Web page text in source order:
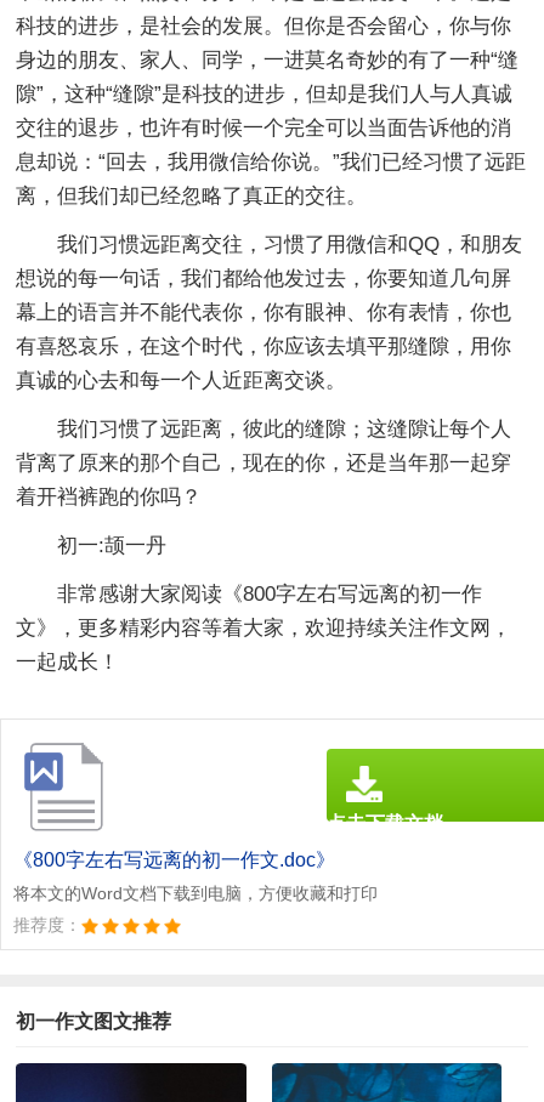
科技的进步，是社会的发展。但你是否会留心，你与你
身边的朋友、家人、同学，一进莫名奇妙的有了一种“缝
隙”，这种“缝隙”是科技的进步，但却是我们人与人真诚
交往的退步，也许有时候一个完全可以当面告诉他的消
息却说：“回去，我用微信给你说。”我们已经习惯了远距
离，但我们却已经忽略了真正的交往。
我们习惯远距离交往，习惯了用微信和QQ，和朋友
想说的每一句话，我们都给他发过去，你要知道几句屏
幕上的语言并不能代表你，你有眼神、你有表情，你也
有喜怒哀乐，在这个时代，你应该去填平那缝隙，用你
真诚的心去和每一个人近距离交谈。
我们习惯了远距离，彼此的缝隙；这缝隙让每个人
背离了原来的那个自己，现在的你，还是当年那一起穿
着开裆裤跑的你吗？
初一:颉一丹
非常感谢大家阅读《800字左右写远离的初一作
文》，更多精彩内容等着大家，欢迎持续关注作文网，
一起成长！
《800字左右写远离的初一作文.doc》
将本文的Word文档下载到电脑，方便收藏和打印
推荐度：
点击下载文档
初一作文图文推荐